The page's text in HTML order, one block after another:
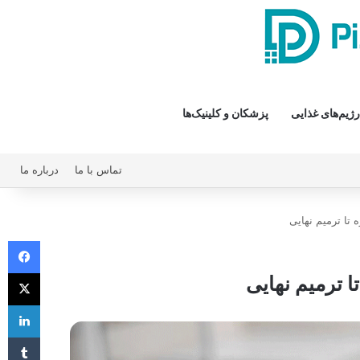
غذایی پزشکان و کلینیک‌ها
تماس با ما درباره ما
تا ترمیم نهایی
ترمیم نهایی X